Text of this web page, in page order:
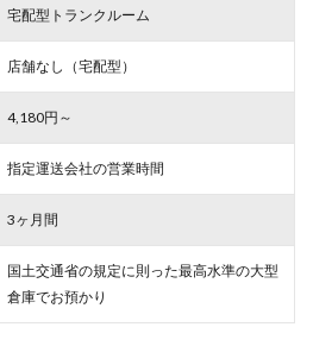
宅配型トランクルーム
店舗なし（宅配型）
4,180円～
指定運送会社の営業時間
3ヶ月間
国土交通省の規定に則った最高水準の大型
倉庫でお預かり